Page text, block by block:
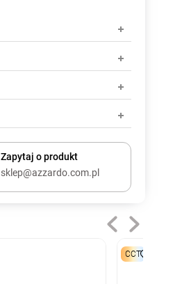
Zapytaj o produkt
sklep@azzardo.com.pl
CCT